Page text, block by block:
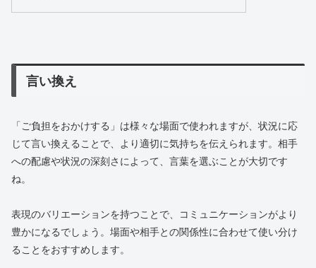
言い換え
「ご負担をおかけする」は様々な場面で使われますが、状況に応
じて言い換えることで、より適切に気持ちを伝えられます。相手
への配慮や状況の深刻さによって、言葉を選ぶことが大切です
ね。
表現のバリエーションを持つことで、コミュニケーションがより
豊かになるでしょう。場面や相手との関係性に合わせて使い分け
ることをおすすめします。